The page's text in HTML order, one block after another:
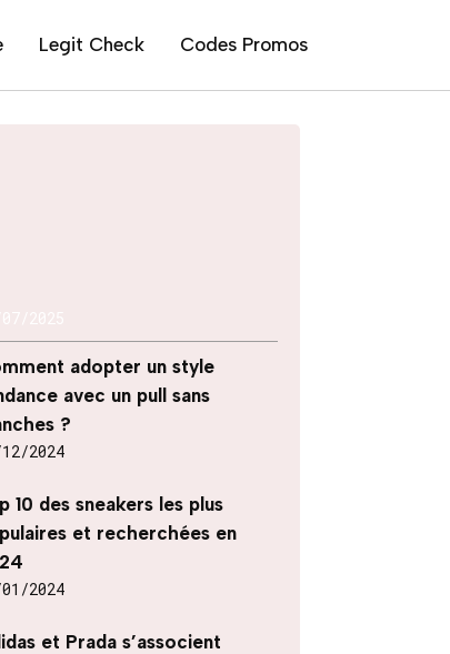
Legit Check Codes Promos
adopter un style
avec un pull sans
?
2024
10 des sneakers les plus
et recherchées en
2024
et Prada s’associent